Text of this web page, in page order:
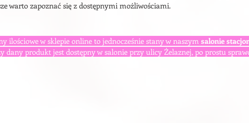
warto zapoznać się z dostępnymi możliwościami.
ilościowe w sklepie online to jednocześnie stany w naszymsalonie
dany produkt jest dostępny w salonie przy ulicy Żelaznej, po prostu